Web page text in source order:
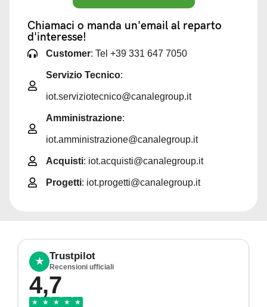
Chiamaci o manda un'email al reparto
d'interesse!
Customer: Tel +39 331 647 7050
Servizio Tecnico:
iot.serviziotecnico@canalegroup.it
Amministrazione:
iot.amministrazione@canalegroup.it
Acquisti: iot.acquisti@canalegroup.it
Progetti: iot.progetti@canalegroup.it
★ Trustpilot
Recensioni ufficiali
4,7
★ ★ ★ ★ ★